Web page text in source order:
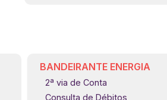
BANDEIRANTE ENERGIA
2ª via de Conta
Consulta de Débitos